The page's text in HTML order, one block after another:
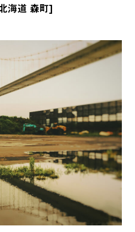
海道 森町]